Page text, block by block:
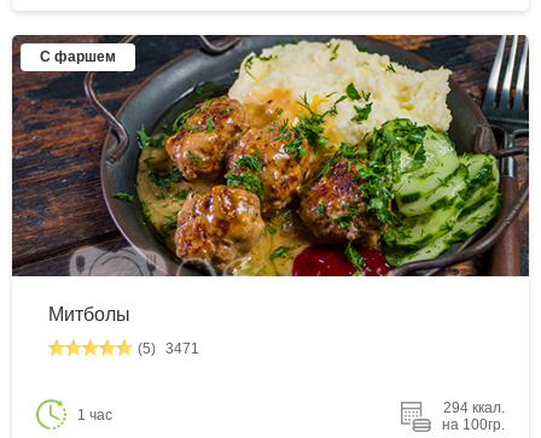
С фаршем
Митболы
(5) 3471
1 час
294 ккал.
на 100гр.